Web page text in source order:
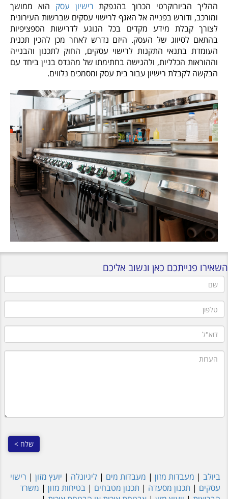
ההליך הביורוקרטי הכרוך בהנפקת רישיון עסק הוא ממושך
ומורכב, ודורש בפנייה אל האגף לרישוי עסקים שברשות העירונית
לצורך קבלת מידע מקדים בכל הנוגע לדרישות הספציפיות
בהתאם לסיווג של העסק. היזם נדרש לאחר מכן להכין תכנית
העומדת בתנאי התקנות לרישוי עסקים, החוק לתכנון והבנייה
וההוראות הכלליות, ולהגישה בחתימתו של מהנדס בניין ביחד עם
הבקשה לקבלת רישיון עבור בית עסק ומסמכים נלווים.
השאירו פנייתכם כאן ונשוב אליכם
שם
טלפון
דוא"ל
הערות
ביולב | מעבדות מזון | מעבדות מים | ליגיונלה | יועץ מזון | רישוי
עסקים | תכנון מסעדה | תכנון מטבחים | בטיחות מזון | משרד